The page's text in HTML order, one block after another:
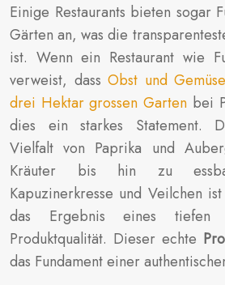
Einige Restaurants bieten sogar
Gärten an, was die
ist. Wenn ein Restaurant wie
verweist, dassObst und
drei Hektar grossen Garten bei
dies ein starkes Statement.
Vielfalt von Paprika und
Kräuter bis hin zu
Kapuzinerkresse und Veilchen
das Ergebnis eines tiefen
Produktqualität. Dieser echte
das Fundament einer